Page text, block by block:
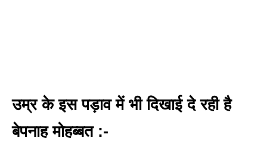
उम्र के इस पड़ाव में भी दिखाई दे रही है
बेपनाह मोहब्बत :-